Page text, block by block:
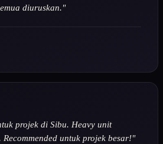
diuruskan."
projek di Sibu. Heavy unit
untuk projek besar!"